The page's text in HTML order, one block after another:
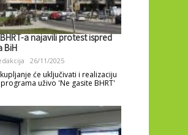
a najavili protest ispred
BiH
26/11/2025
će uključivati i realizaciju
uživo 'Ne gasite BHRT'